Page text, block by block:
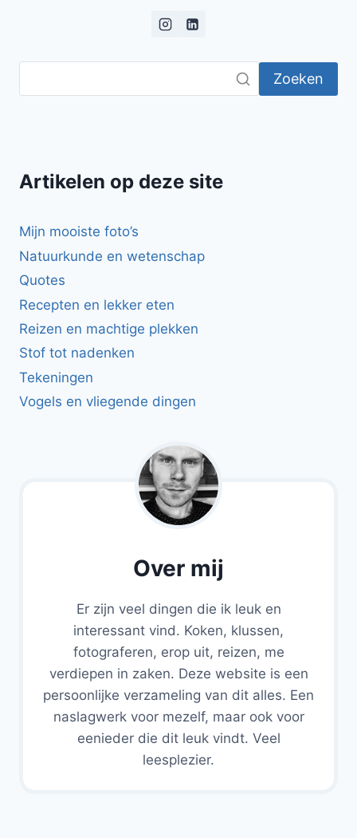
Zoeken
Artikelen op deze site
Mijn mooiste foto’s
Natuurkunde en wetenschap
Quotes
Recepten en lekker eten
Reizen en machtige plekken
Stof tot nadenken
Tekeningen
Vogels en vliegende dingen
Over mij
Er zijn veel dingen die ik leuk en
interessant vind. Koken, klussen,
fotograferen, erop uit, reizen, me
verdiepen in zaken. Deze website is een
persoonlijke verzameling van dit alles. Een
naslagwerk voor mezelf, maar ook voor
eenieder die dit leuk vindt. Veel
leesplezier.